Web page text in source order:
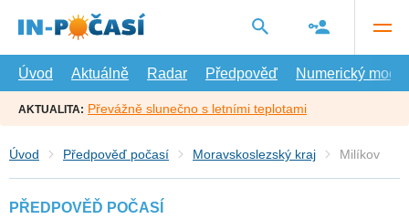
hlavní
Úvod
Aktuálně Radar Předpověď Numerický model
AKTUALITA: Převážně slunečno s letními teplotami
Úvod Předpověď počasí Moravskoslezský kraj Milíkov
PŘEDPOVĚĎ POČASÍ